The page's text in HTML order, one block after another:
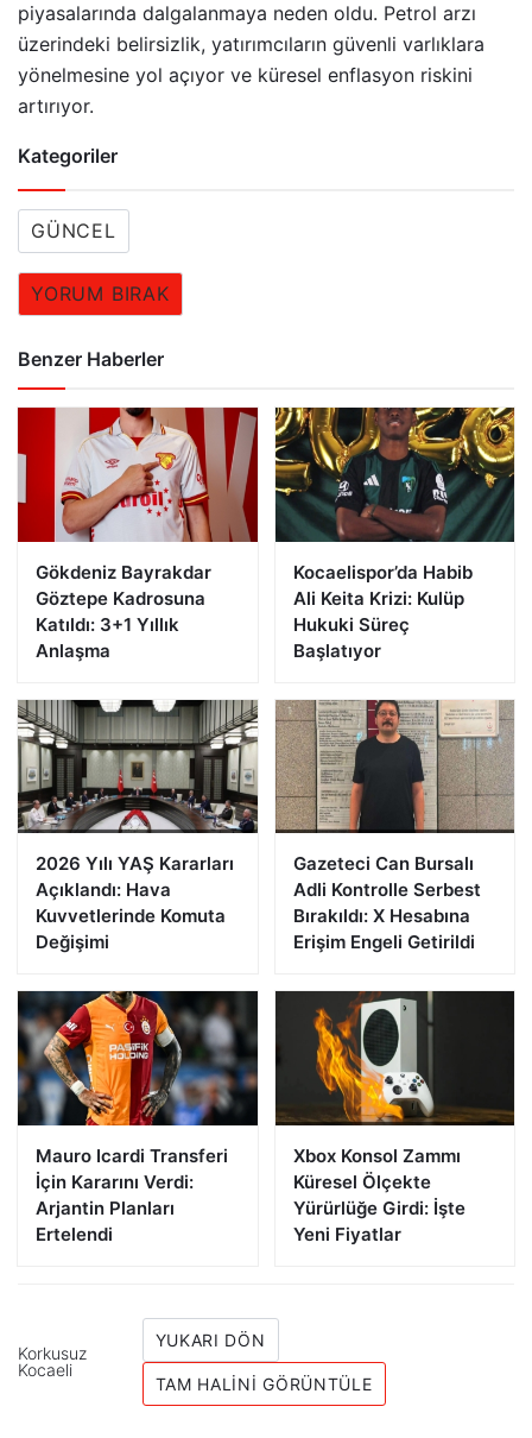
piyasalarında dalgalanmaya neden oldu. Petrol arzı
üzerindeki belirsizlik, yatırımcıların güvenli varlıklara
yönelmesine yol açıyor ve küresel enflasyon riskini
artırıyor.
Kategoriler
GÜNCEL
YORUM BIRAK
Benzer Haberler
Gökdeniz Bayrakdar
Göztepe Kadrosuna
Katıldı: 3+1 Yıllık
Anlaşma
Kocaelispor’da Habib
Ali Keita Krizi: Kulüp
Hukuki Süreç
Başlatıyor
2026 Yılı YAŞ Kararları
Açıklandı: Hava
Kuvvetlerinde Komuta
Değişimi
Gazeteci Can Bursalı
Adli Kontrolle Serbest
Bırakıldı: X Hesabına
Erişim Engeli Getirildi
Mauro Icardi Transferi
İçin Kararını Verdi:
Arjantin Planları
Ertelendi
Xbox Konsol Zammı
Küresel Ölçekte
Yürürlüğe Girdi: İşte
Yeni Fiyatlar
Korkusuz
Kocaeli
YUKARI DÖN
TAM HALINI GÖRÜNTÜLE